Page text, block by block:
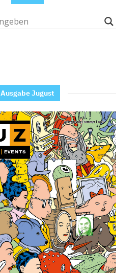
Ausgabe Jugust